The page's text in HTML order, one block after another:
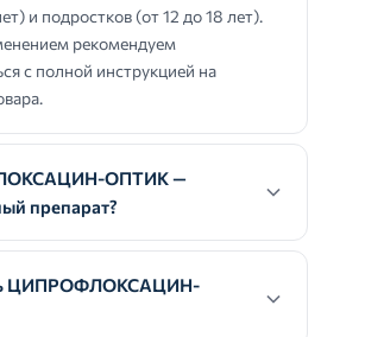
и подростков (от 12 до 18 лет).
рекомендуем
с полной инструкцией на
ОПТИК —
препарат?
ЦИПРОФЛОКСАЦИН-